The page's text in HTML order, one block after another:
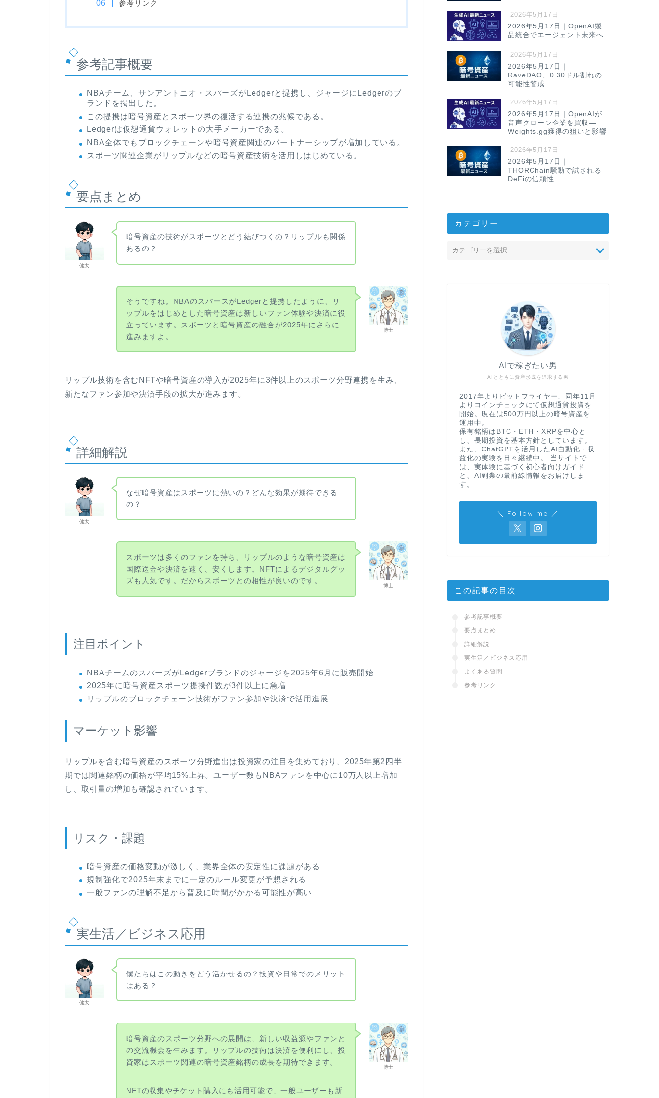
参考リンク
参考記事概要
NBAチーム、サンアントニオ・スパーズがLedgerと提携し、ジャージにLedgerのブ
ランドを掲出した。
この提携は暗号資産とスポーツ界の復活する連携の兆候である。
Ledgerは仮想通貨ウォレットの大手メーカーである。
NBA全体でもブロックチェーンや暗号資産関連のパートナーシップが増加している。
スポーツ関連企業がリップルなどの暗号資産技術を活用しはじめている。
要点まとめ
健太
暗号資産の技術がスポーツとどう結びつくの？リップルも関係
あるの？
博士
そうですね。NBAのスパーズがLedgerと提携したように、リ
ップルをはじめとした暗号資産は新しいファン体験や決済に役
立っています。スポーツと暗号資産の融合が2025年にさらに
進みますよ。
リップル技術を含むNFTや暗号資産の導入が2025年に3件以上のスポーツ分野連携を生み、
新たなファン参加や決済手段の拡大が進みます。
詳細解説
健太
なぜ暗号資産はスポーツに熱いの？どんな効果が期待できる
の？
博士
スポーツは多くのファンを持ち、リップルのような暗号資産は
国際送金や決済を速く、安くします。NFTによるデジタルグッ
ズも人気です。だからスポーツとの相性が良いのです。
注目ポイント
NBAチームのスパーズがLedgerブランドのジャージを2025年6月に販売開始
2025年に暗号資産スポーツ提携件数が3件以上に急増
リップルのブロックチェーン技術がファン参加や決済で活用進展
マーケット影響
リップルを含む暗号資産のスポーツ分野進出は投資家の注目を集めており、2025年第2四半
期では関連銘柄の価格が平均15%上昇。ユーザー数もNBAファンを中心に10万人以上増加
し、取引量の増加も確認されています。
リスク・課題
暗号資産の価格変動が激しく、業界全体の安定性に課題がある
規制強化で2025年末までに一定のルール変更が予想される
一般ファンの理解不足から普及に時間がかかる可能性が高い
実生活／ビジネス応用
健太
僕たちはこの動きをどう活かせるの？投資や日常でのメリット
はある？
博士
暗号資産のスポーツ分野への展開は、新しい収益源やファンと
の交流機会を生みます。リップルの技術は決済を便利にし、投
資家はスポーツ関連の暗号資産銘柄の成長を期待できます。
NFTの収集やチケット購入にも活用可能で、一般ユーザーも新
2026年5月17日
2026年5月17日｜OpenAI製
品統合でエージェント未来へ
2026年5月17日
2026年5月17日｜
RaveDAO、0.30ドル割れの
可能性警戒
2026年5月17日
2026年5月17日｜OpenAIが
音声クローン企業を買収—
Weights.gg獲得の狙いと影響
2026年5月17日
2026年5月17日｜
THORChain騒動で試される
DeFiの信頼性
カテゴリー
AIとともに資産形成を追求する男
AIで稼ぎたい男
2017年よりビットフライヤー、同年11月
よりコインチェックにて仮想通貨投資を
開始。現在は500万円以上の暗号資産を
運用中。
保有銘柄はBTC・ETH・XRPを中心と
し、長期投資を基本方針としています。
また、ChatGPTを活用したAI自動化・収
益化の実験を日々継続中。 当サイトで
は、実体験に基づく初心者向けガイド
と、AI副業の最前線情報をお届けしま
す。
＼ Follow me ／
この記事の目次
参考記事概要
要点まとめ
詳細解説
実生活／ビジネス応用
よくある質問
参考リンク